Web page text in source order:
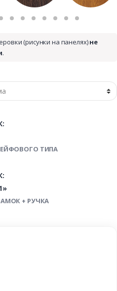
(рисунки на панелях)не
.
ТИПА
+ РУЧКА